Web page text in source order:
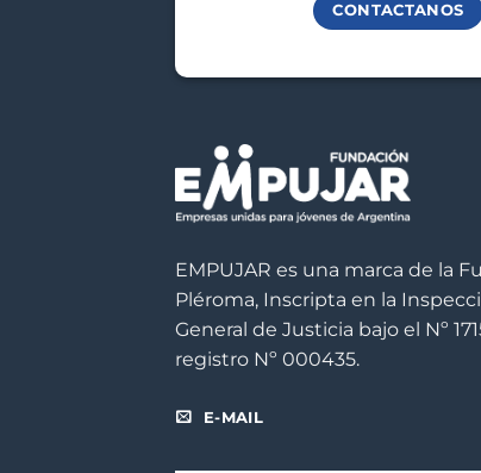
CONTACTANOS
EMPUJAR es una marca de la
Pléroma, Inscripta en la
General de Justicia bajo el Nº
registro Nº 000435.
E-MAIL